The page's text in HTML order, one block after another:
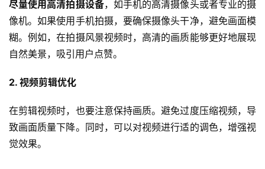
尽量使用高清拍摄设备，如手机的高清摄像头或者专业的摄
像机。如果使用手机拍摄，要确保摄像头干净，避免画面模
糊。例如，在拍摄风景视频时，高清的画质能够更好地展现
自然美景，吸引用户点赞。
2. 视频剪辑优化
在剪辑视频时，也要注意保持画质。避免过度压缩视频，导
致画面质量下降。同时，可以对视频进行适的调色，增强视
觉效果。